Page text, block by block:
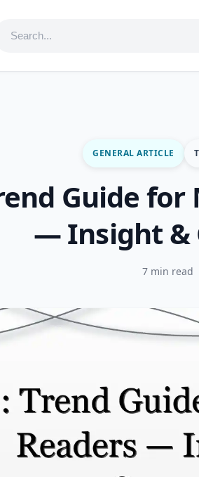
GENERAL ARTICLE
Guide for
— Insight &
7 min read